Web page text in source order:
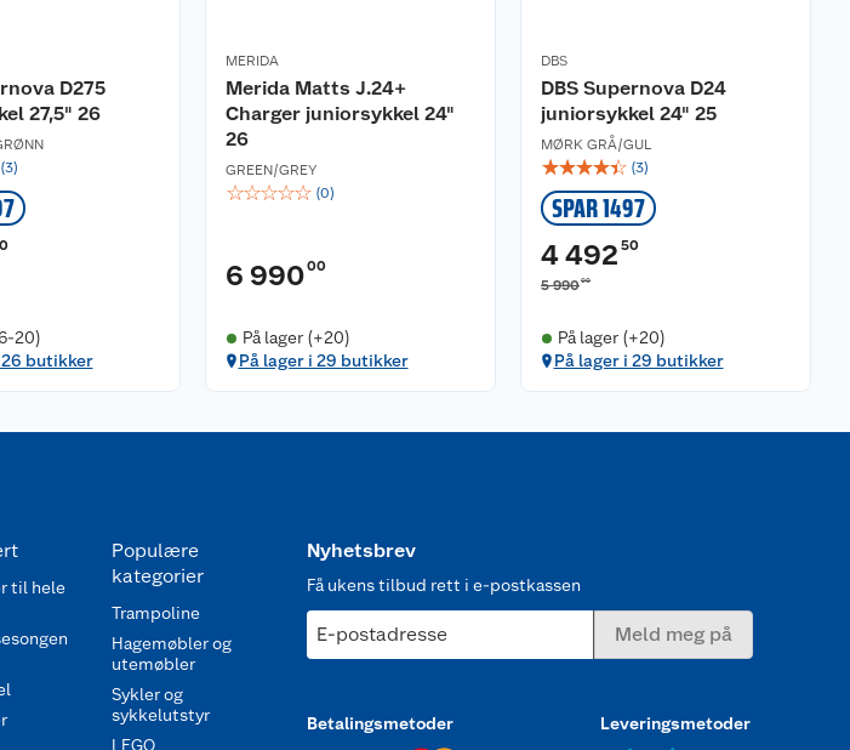
D275
27,5" 26
(3)
20)
26 butikker
MERIDA
Merida Matts J.24+
Charger juniorsykkel 24"
26
GREEN/GREY
☆☆☆☆☆ (0)
6 99000
På lager (+20)
På lager i 29 butikker
DBS
DBS Supernova D24
juniorsykkel 24" 25
MØRK GRÅ/GUL
☆☆☆☆☆ (3)
SPAR 1497
4 492 50
5 99000
På lager (+20)
På lager i 29 butikker
til hele
Populære
kategorier
Trampoline
Hagemøbler og
utemøbler
Sykler og
sykkelutstyr
LEGO
Nyhetsbrev
Få ukens tilbud rett i e-postkassen
E-postadresse Meld meg på
Betalingsmetoder Leveringsmetoder